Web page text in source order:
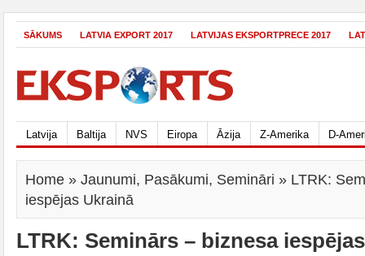
SĀKUMS LATVIA EXPORT 2017 LATVIJAS EKSPORTPRECE 2017
Latvija Baltija NVS Eiropa Āzija Z-Amerika D-
Home » Jaunumi, Pasākumi, Semināri » LTRK:
iespējas Ukrainā
LTRK: Seminārs – biznesa